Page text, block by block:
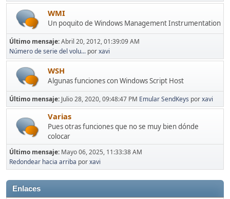
WMI
Un poquito de Windows Management Instrumentation
Último mensaje:Abril 20, 2012, 01:39:09 AM
Número de serie del volu... porxavi
WSH
Algunas funciones con Windows Script Host
Último mensaje: Julio 28, 2020, 09:48:47 PM Emular SendKeys porxavi
Varias
Pues otras funciones que no se muy bien dónde
colocar
Último mensaje: Mayo 06, 2025, 11:33:38 AM
Redondear hacia arriba porxavi
Enlaces